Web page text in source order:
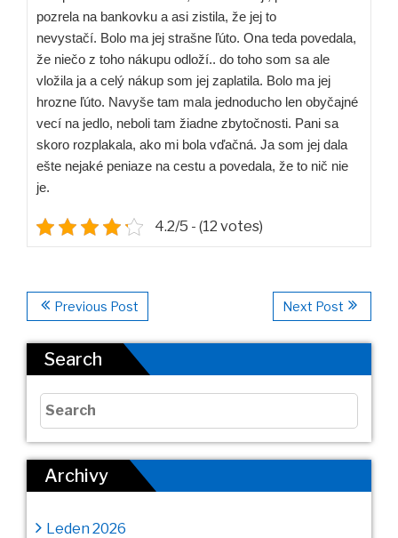
pozrela na bankovku a asi zistila, že jej to
nevystačí. Bolo ma jej strašne ľúto. Ona teda povedala,
že niečo z toho nákupu odloží.. do toho som sa ale
vložila ja a celý nákup som jej zaplatila. Bolo ma jej
hrozne ľúto. Navyše tam mala jednoducho len obyčajné
vecí na jedlo, neboli tam žiadne zbytočnosti. Pani sa
skoro rozplakala, ako mi bola vďačná. Ja som jej dala
ešte nejaké peniaze na cestu a povedala, že to nič nie
je.
4.2/5 - (12 votes)
Previous Post Next Post
Search
Archivy
Leden 2026